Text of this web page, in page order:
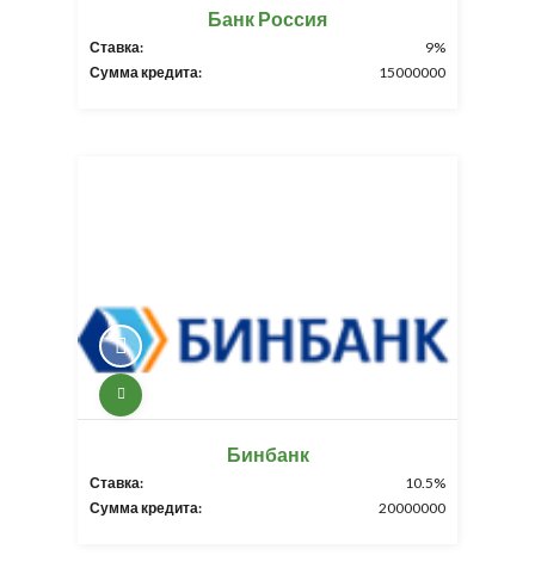
Банк Россия
Ставка:
9%
Сумма кредита:
15000000
Бинбанк
Ставка:
10.5%
Сумма кредита:
20000000